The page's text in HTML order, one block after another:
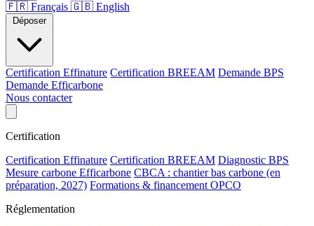
🇫🇷 Français 🇬🇧 English
Déposer
Certification Effinature Certification BREEAM Demande BPS
Demande Efficarbone
Nous contacter
Certification
Certification Effinature Certification BREEAM Diagnostic BPS
Mesure carbone Efficarbone CBCA : chantier bas carbone (en
préparation, 2027) Formations & financement OPCO
Réglementation